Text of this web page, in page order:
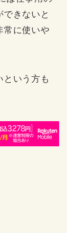
きないと
常に使いや
いう方も